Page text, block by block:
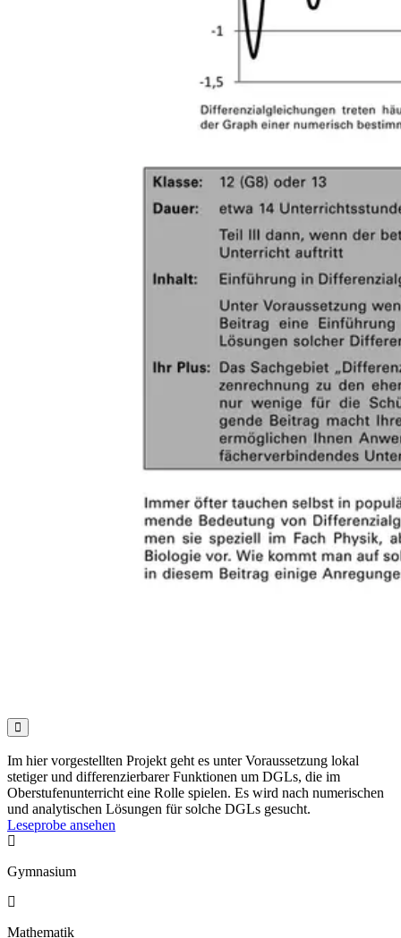

Im hier vorgestellten Projekt geht es unter Voraussetzung lokal
stetiger und differenzierbarer Funktionen um DGLs, die im
Oberstufenunterricht eine Rolle spielen. Es wird nach numerischen
und analytischen Lösungen für solche DGLs gesucht.
Leseprobe ansehen

Gymnasium

Mathematik